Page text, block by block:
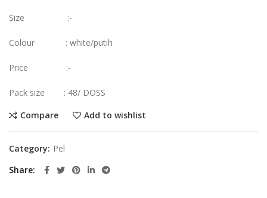
Size :-
Colour : white/putih
Price :-
Pack size : 48/ DOSS
Compare
Add to wishlist
Category: Pel
Share